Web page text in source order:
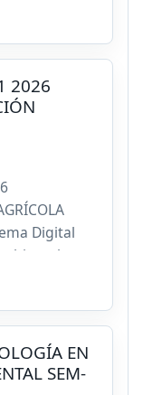
2026
Digital
EN
SEM-